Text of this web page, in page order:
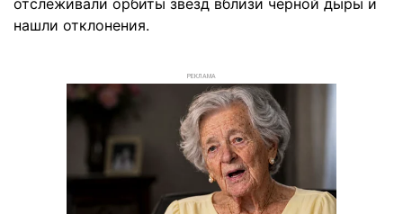
отслеживали орбиты звезд вблизи черной дыры и
нашли отклонения.
РЕКЛАМА